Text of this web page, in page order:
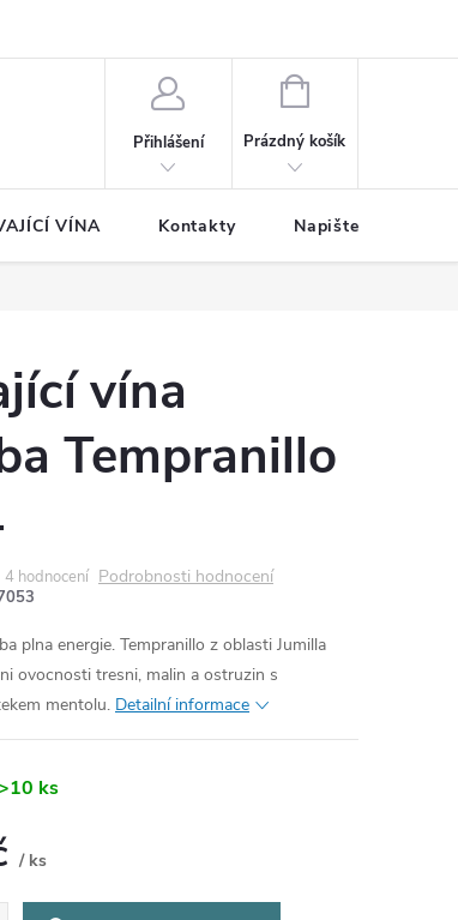
Přihlášení
NÁKUPNÍ
Prázdný košík
VÍNA Kontakty Napište nám
vína
Tempranillo
4 hodnocení Podrobnosti hodnocení
plna energie. Tempranillo z oblasti Jumilla
ovocnosti tresni, malin a ostruzin s
mentolu. Detailní informace
ks
/ ks